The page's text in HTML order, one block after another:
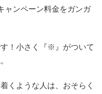
ャンペーン料金をガンガ
！小さく『※』がついて
くような人は、おそらく